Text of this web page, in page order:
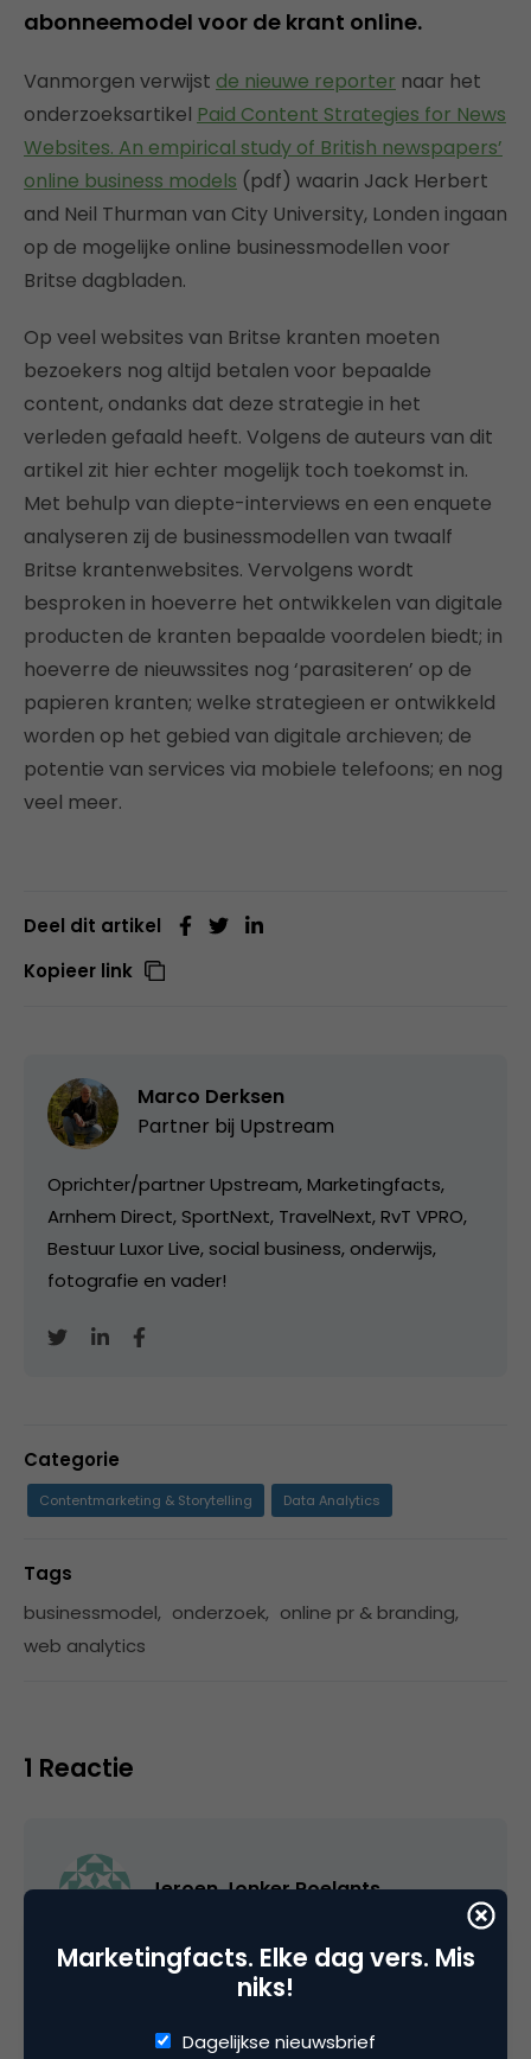
abonneemodel voor de krant online.
Vanmorgen verwijst de nieuwe reporter naar het
onderzoeksartikel Paid Content Strategies for News
Websites. An empirical study of British newspapers’
online business models (pdf) waarin Jack Herbert
and Neil Thurman van City University, Londen ingaan
op de mogelijke online businessmodellen voor
Britse dagbladen.
Op veel websites van Britse kranten moeten
bezoekers nog altijd betalen voor bepaalde
content, ondanks dat deze strategie in het
verleden gefaald heeft. Volgens de auteurs van dit
artikel zit hier echter mogelijk toch toekomst in.
Met behulp van diepte-interviews en een enquete
analyseren zij de businessmodellen van twaalf
Britse krantenwebsites. Vervolgens wordt
besproken in hoeverre het ontwikkelen van digitale
producten de kranten bepaalde voordelen biedt; in
hoeverre de nieuwssites nog ‘parasiteren’ op de
papieren kranten; welke strategieen er ontwikkeld
worden op het gebied van digitale archieven; de
potentie van services via mobiele telefoons; en nog
veel meer.
Deel dit artikel
Kopieer link
Marco Derksen
Partner bij Upstream
Oprichter/partner Upstream, Marketingfacts,
Arnhem Direct, SportNext, TravelNext, RvT VPRO,
Bestuur Luxor Live, social business, onderwijs,
fotografie en vader!
Categorie
Contentmarketing & Storytelling Data Analytics
Tags
businessmodel, onderzoek, online pr & branding,
web analytics
1 Reactie
Jeroen Jonker Roelants
Erg interessant is de door hen beschreven
case van The Guardian: “..the free availability
Marketingfacts. Elke dag vers. Mis
niks!
Dagelijkse nieuwsbrief